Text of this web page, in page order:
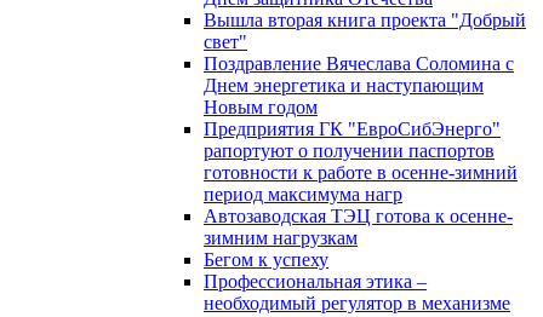
Вышла вторая книга проекта "Добрый
свет"
Поздравление Вячеслава Соломина с
Днем энергетика и наступающим
Новым годом
Предприятия ГК "ЕвроСибЭнерго"
рапортуют о получении паспортов
готовности к работе в осенне-зимний
период максимума нагр
Автозаводская ТЭЦ готова к осенне-
зимним нагрузкам
Бегом к успеху
Профессиональная этика –
необходимый регулятор в механизме